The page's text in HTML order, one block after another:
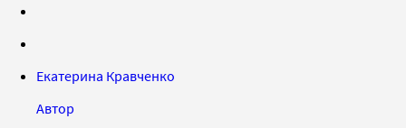
Екатерина Кравченко
Автор